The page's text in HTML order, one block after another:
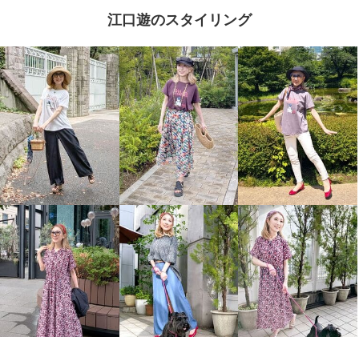
江口遊のスタイリング